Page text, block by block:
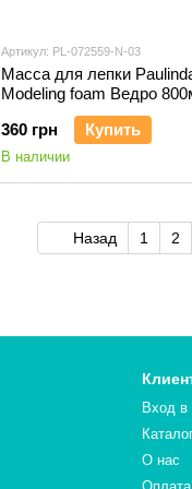
Артикул: PL-072559-N-03
Масса для лепки
Modeling foam Ведро
(синий) PL-072559
360 грн
Купить
В наличии
Назад 1 2
Вход в
О нас